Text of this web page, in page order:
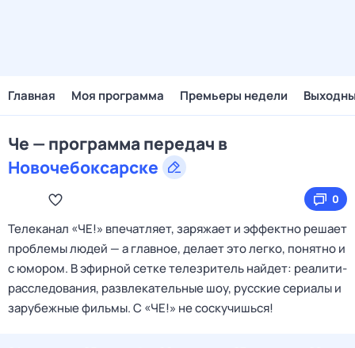
Главная Моя программа Премьеры недели
Че — программа передач в
Новочебоксарске
0
Телеканал «ЧЕ!» впечатляет, заряжает и эффектно решает
проблемы людей — а главное, делает это легко, понятно и
с юмором. В эфирной сетке телезритель найдет: реалити-
расследования, развлекательные шоу, русские сериалы и
зарубежные фильмы. С «ЧЕ!» не соскучишься!